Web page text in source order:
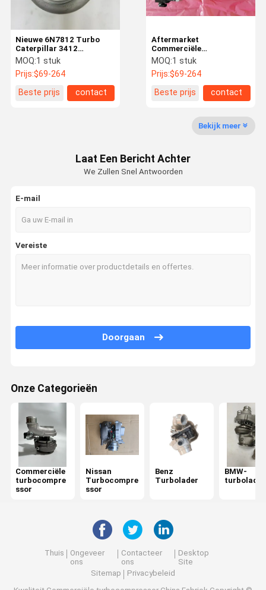
Fabriekstour Kwaliteitsco
Ntrole
Neem
Nieuws
Benz Turbolader
LAND ROVER-turbocompressor
Ford Turbo Vervanging
Audi Diesel Turbo
Grote Muur Turbo
Mitsubishi Motor Turbo
Aftermarket
Commerciële
Turbocharger Garrett
Turbo Onderdelen
870031-0005 8662069
MOQ:1 stuk
Prijs:$69-264
Beste prijs
contact
Nieuwe 6N7812 Turbo
Caterpillar 3412
Onderdelen Naverkoop
voor CAT SR4
MOQ:1 stuk
Prijs:$69-264
Beste prijs
contact
Bekijk meer
Laat Een Bericht Achter
We Zullen Snel Antwoorden
E-mail
Vereiste
Doorgaan
Onze Categorieën
Commerciële
turbocompre
ssor
Nissan
Turbocompre
ssor
Benz
Turbolader
BMW-
turbolader
Thuis
Ongeveer
ons
Contacteer
ons
Desktop
Site
Sitemap
Privacybeleid